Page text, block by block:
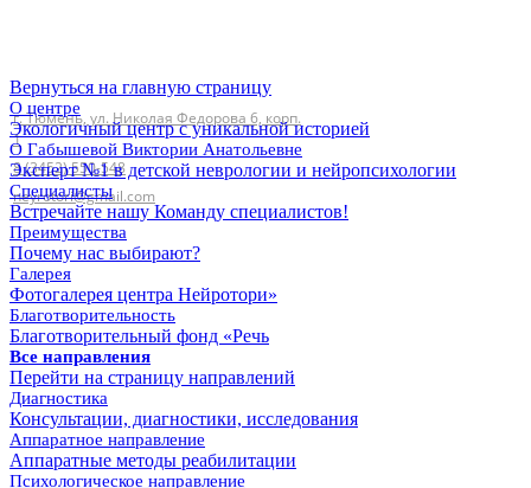
г. Тюмень, ул. Николая Федорова 6, корп.
1
8 (3452) 550-548
neyrotori@gmail.com
Вернуться на главную страницу
О центре
Экологичный центр с уникальной историей
О Габышевой Виктории Анатольевне
Эксперт №1 в детской неврологии и нейропсихологии
Специалисты
Встречайте нашу Команду специалистов!
Преимущества
Почему нас выбирают?
Галерея
Фотогалерея центра Нейротори»
Благотворительность
Благотворительный фонд «Речь
Все направления
Перейти на страницу направлений
Диагностика
Консультации, диагностики, исследования
Аппаратное направление
Аппаратные методы реабилитации
Психологическое направление